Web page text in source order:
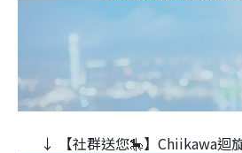
↓ 【社群送您🎠】Chiikawa迴